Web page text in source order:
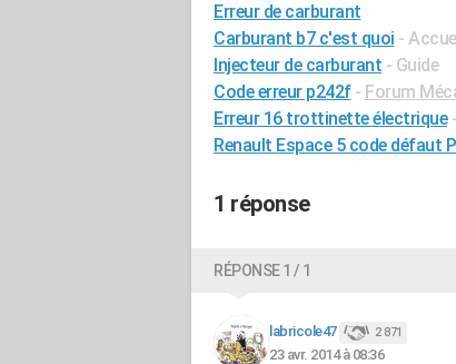
Erreur de carburant
Carburant b7 c'est quoi -
Injecteur de carburant - Guide
Code erreur p242f - Forum
Erreur 16 trottinette électrique -
Renault Espace 5 code défaut
1 réponse
RÉPONSE 1 / 1
labricole47 2 871
23 avr. 2014 à 08:36